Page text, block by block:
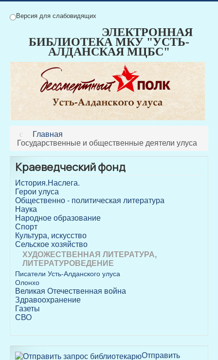
Версия для слабовидящих
ЭЛЕКТРОННАЯ
БИБЛИОТЕКА МКУ "УСТЬ-
АЛДАНСКАЯ МЦБС"
Главная
Государственные и общественные деятели улуса
Краеведческий фонд
История.Наслега.
Герои улуса
Общественно - политическая литература
Наука
Народное образование
Спорт
Культура, искусство
Сельское хозяйство
ХУДОЖЕСТВЕННАЯ ЛИТЕРАТУРА,
ЛИТЕРАТУРОВЕДЕНИЕ
Писатели Усть-Алданского улуса
Олонхо
Великая Отечественная война
Здравоохранение
Газеты
СВО
Отправить